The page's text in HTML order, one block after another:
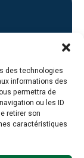
des technologies
informations des
permettra de
ou les ID
retirer son
caractéristiques